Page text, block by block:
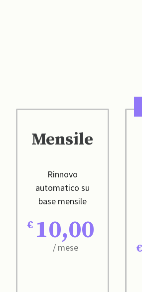
Mensile
Rinnovo
automatico su
base mensile
10,00
/ mese